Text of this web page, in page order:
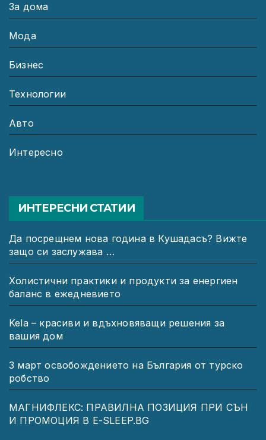
За дома
Мода
Бизнес
Технологии
Авто
Интересно
ИНТЕРЕСНИ СТАТИИ
Да посрещнем нова година в Кушадасъ? Вижте
защо си заслужава …
Холистични практики и продукти за енергиен
баланс в ежедневието
Kela – красиви и вдъхновяващи решения за
вашия дом
3 март освобождението на България от турско
робство
МАГНИФЛЕКС: ПРАВИЛНА ПОЗИЦИЯ ПРИ СЪН
И ПРОМОЦИЯ В Е-SLEEP.BG